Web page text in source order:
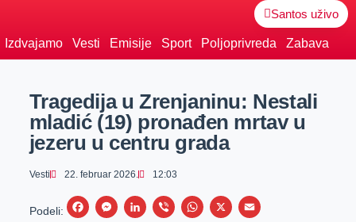
Santos uživo
Izdvajamo Vesti Emisije Sport Poljoprivreda Zabava
Tragedija u Zrenjaninu: Nestali
mladić (19) pronađen mrtav u
jezeru u centru grada
Vesti 22. februar 2026. 12:03
Podeli:
F
M
L
V
W
X
E